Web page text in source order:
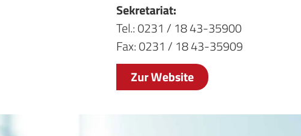
Sekretariat:
Tel.: 0231 / 18 43-35900
Fax: 0231 / 18 43-35909
Zur Website